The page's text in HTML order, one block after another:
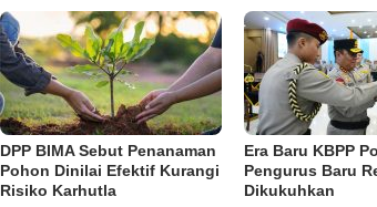
DPP BIMA Sebut Penanaman
Pohon Dinilai Efektif Kurangi
Risiko Karhutla
Era Baru KBPP
Pengurus Baru
Dikukuhkan